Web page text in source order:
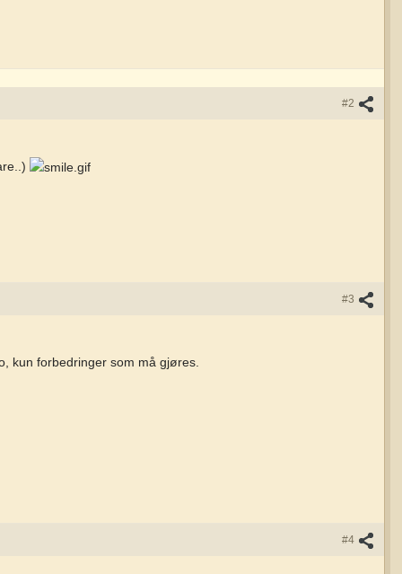
#2
#3
kun forbedringer som må gjøres.
#4